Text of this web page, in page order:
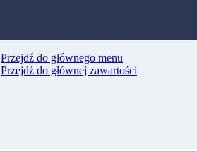
Przejdź do głównego menu
Przejdź do głównej zawartości